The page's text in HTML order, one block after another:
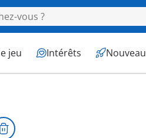
jeu Intérêts Nouveau